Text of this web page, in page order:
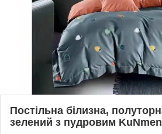
Постільна білизна,
зелений з пудровим